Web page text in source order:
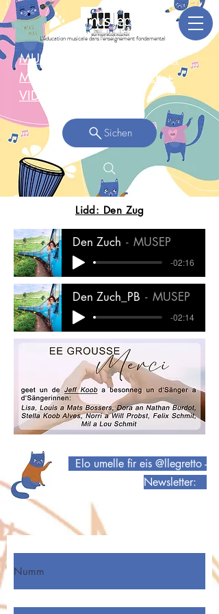
MUSEPGruppen-Concert: 3.
Mee 2025 Réckbléck +
VIDEO >
L'éducation musicale dans l'enseignement fondamental
Sichen
Lidd: Den Zug
Den Zuch MUSEP
-02:16
Den Zuch_PB MUSEP
-02:14
Elo umelle fir eis @llegretto -
Newsletter: